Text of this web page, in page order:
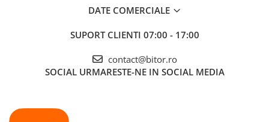
Ventilatoare & Sisteme de Răcire
Accesorii componente
DATE COMERCIALE
SUPORT CLIENTI 07:00 - 17:00
contact@bitor.ro
SOCIAL URMARESTE-NE IN SOCIAL MEDIA